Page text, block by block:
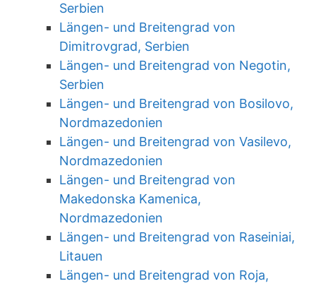
Serbien
Längen- und Breitengrad von
Dimitrovgrad, Serbien
Längen- und Breitengrad von Negotin,
Serbien
Längen- und Breitengrad von Bosilovo,
Nordmazedonien
Längen- und Breitengrad von Vasilevo,
Nordmazedonien
Längen- und Breitengrad von
Makedonska Kamenica,
Nordmazedonien
Längen- und Breitengrad von Raseiniai,
Litauen
Längen- und Breitengrad von Roja,